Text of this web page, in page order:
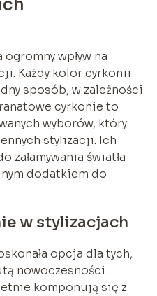
wpływ na
Każdy kolor cyrkonii
sposób, w zależności
cyrkonie to
wyborów, który
stylizacji. Ich
załamywania światła
dodatkiem do
w stylizacjach
opcja dla tych,
nowoczesności.
komponują się z